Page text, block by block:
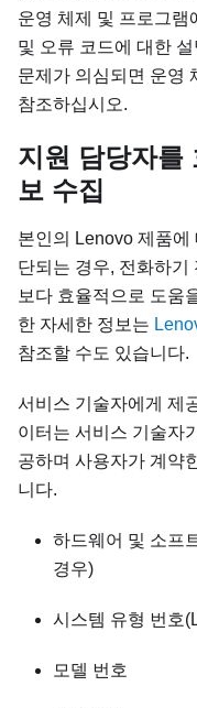
운영 체제 및 프로그램
및 오류 코드에 대한
문제가 의심되면 운영
참조하십시오.
지원 담당자를
보 수집
본인의 Lenovo 제품
단되는 경우, 전화하기
보다 효율적으로 도움
한 자세한 정보는
참조할 수도 있습니다.
서비스 기술자에게 제
이터는 서비스 기술자
공하며 사용자가 계약
니다.
하드웨어 및 소프
경우)
시스템 유형 번호
모델 번호